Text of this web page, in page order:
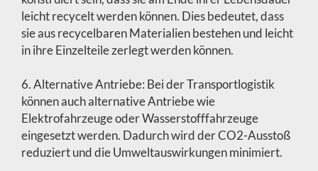
leicht recycelt werden können. Dies bedeutet, dass
sie aus recycelbaren Materialien bestehen und leicht
in ihre Einzelteile zerlegt werden können.
6. Alternative Antriebe: Bei der Transportlogistik
können auch alternative Antriebe wie
Elektrofahrzeuge oder Wasserstofffahrzeuge
eingesetzt werden. Dadurch wird der CO2-Ausstoß
reduziert und die Umweltauswirkungen minimiert.